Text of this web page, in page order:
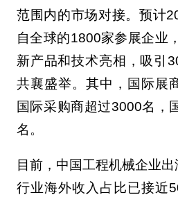
范围内的市场对接。预计
自全球的1800家参展企业
新产品和技术亮相，吸引
共襄盛举。其中，国际展
国际采购商超过3000名，
名。
目前，中国工程机械企业出
行业海外收入占比已接近